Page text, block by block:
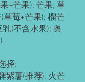
+芒果); 芒果; 草
草莓+芒果); 榴芒
乳(不含水果); 奥
择:
紫薯(推荐); 火芒